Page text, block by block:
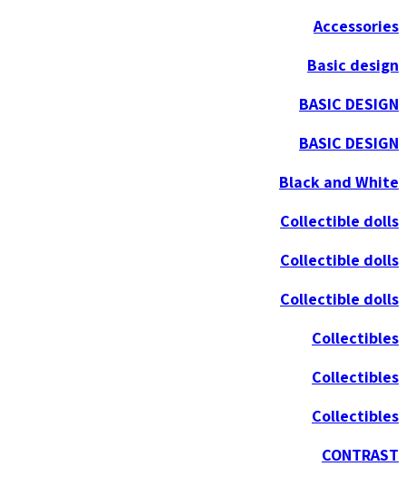
Accessories
Basic design
BASIC DESIGN
BASIC DESIGN
Black and White
Collectible dolls
Collectible dolls
Collectible dolls
Collectibles
Collectibles
Collectibles
CONTRAST